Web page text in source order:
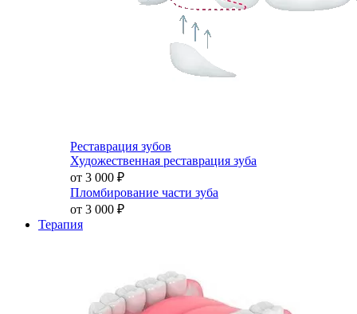
Реставрация зубов
Художественная реставрация зуба
от 3 000 ₽
Пломбирование части зуба
от 3 000 ₽
Терапия